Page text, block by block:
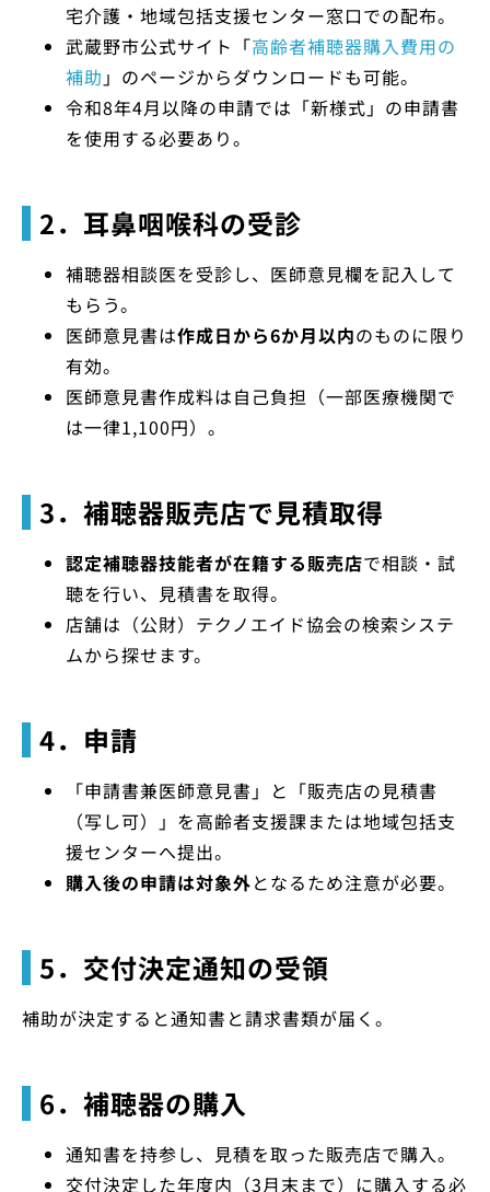
宅介護・地域包括支援センター窓口での配布。
武蔵野市公式サイト「高齢者補聴器購入費用の
補助 」のページからダウンロードも可能。
令和8年4月以降の申請では「新様式」の申請書
を使用する必要あり。
2．耳鼻咽喉科の受診
補聴器相談医を受診し、医師意見欄を記入して
もらう。
医師意見書は作成日から6か月以内のものに限り
有効。
医師意見書作成料は自己負担（一部医療機関で
は一律1,100円）。
3．補聴器販売店で見積取得
認定補聴器技能者が在籍する販売店で相談・試
聴を行い、見積書を取得。
店舗は（公財）テクノエイド協会の検索システ
ムから探せます。
4．申請
「申請書兼医師意見書」と「販売店の見積書
（写し可）」を高齢者支援課または地域包括支
援センターへ提出。
購入後の申請は対象外となるため注意が必要。
5．交付決定通知の受領
補助が決定すると通知書と請求書類が届く。
6．補聴器の購入
通知書を持参し、見積を取った販売店で購入。
交付決定した年度内（3月末まで）に購入する必